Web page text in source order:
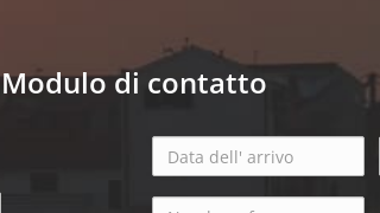
Modulo di contatto